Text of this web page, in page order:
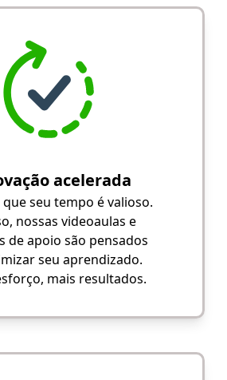
acelerada
seu tempo é valioso.
nossas videoaulas e
de apoio são pensados
seu aprendizado.
mais resultados.